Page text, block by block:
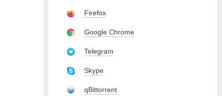
Firefox
Google Chrome
Telegram
Skype
qBittorrent